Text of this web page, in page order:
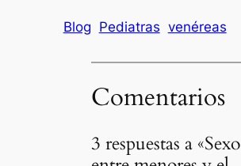
Blog Pediatras venéreas
Comentarios
3 respuestas a «Sexo